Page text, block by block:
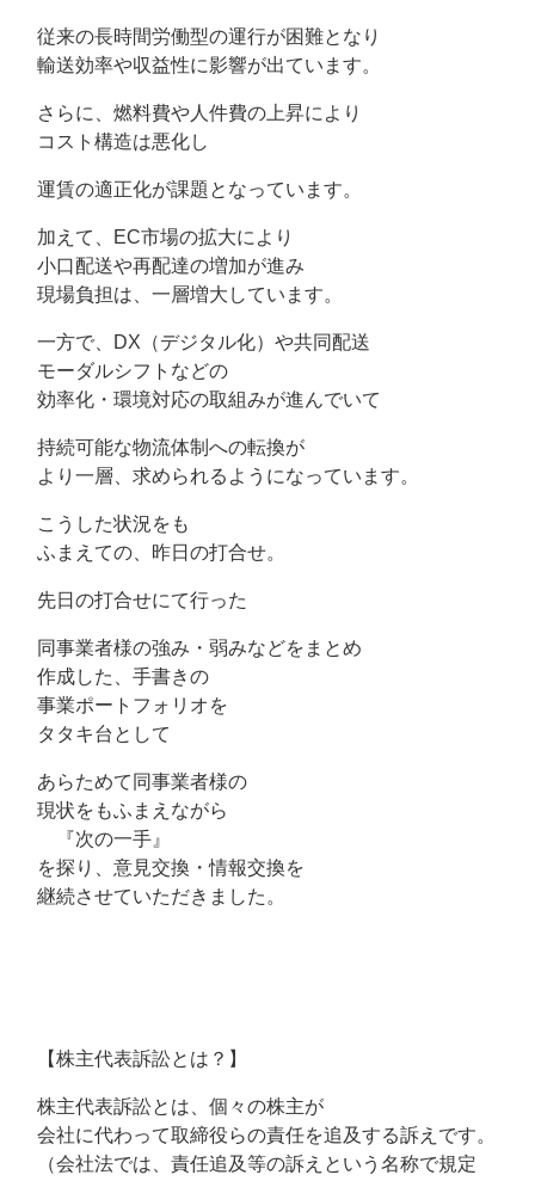
従来の長時間労働型の運行が困難となり
輸送効率や収益性に影響が出ています。
さらに、燃料費や人件費の上昇により
コスト構造は悪化し
運賃の適正化が課題となっています。
加えて、EC市場の拡大により
小口配送や再配達の増加が進み
現場負担は、一層増大しています。
一方で、DX（デジタル化）や共同配送
モーダルシフトなどの
効率化・環境対応の取組みが進んでいて
持続可能な物流体制への転換が
より一層、求められるようになっています。
こうした状況をも
ふまえての、昨日の打合せ。
先日の打合せにて行った
同事業者様の強み・弱みなどをまとめ
作成した、手書きの
事業ポートフォリオを
タタキ台として
あらためて同事業者様の
現状をもふまえながら
『次の一手』
を探り、意見交換・情報交換を
継続させていただきました。
【株主代表訴訟とは？】
株主代表訴訟とは、個々の株主が
会社に代わって取締役らの責任を追及する訴えです。
（会社法では、責任追及等の訴えという名称で規定